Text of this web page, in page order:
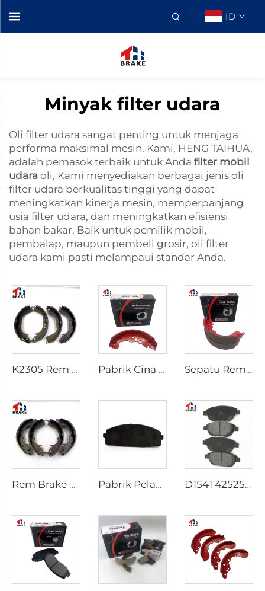
ID
Minyak filter udara
Oli filter udara sangat penting untuk menjaga
performa maksimal mesin. Kami, HENG TAIHUA,
adalah pemasok terbaik untuk Anda filter mobil
udara oli, Kami menyediakan berbagai jenis oli
filter udara berkualitas tinggi yang dapat
meningkatkan kinerja mesin, memperpanjang
usia filter udara, dan meningkatkan efisiensi
bahan bakar. Baik untuk pemilik mobil,
pembalap, maupun pembeli grosir, oli filter
udara kami pasti melampaui standar Anda.
K2305 Rem Belakang untuk Mobil Toyota 04495-35151 Pabrik Cina Sistem Rem Otomatis Break Shoe Rem Mobil Sepatu Rem Belakang Keramik Berkualitas Terbaik untuk Pickup HILUX VI
Rem Brake Shoes untuk HILUX VII Pickup OEM 04495-0K010 04495-28090 Pabrik Pelapis Rem D1434 Kd2605 Sesuai untuk Bus HIACE IV Toyota D1541 425253 Pabrik Supply Harga Rendah Aksesori Rem Cakram untuk peugeot 207 307